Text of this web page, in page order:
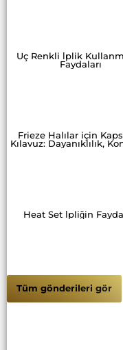
Üç Renkli İplik
Faydaları
Frieze Halılar için
Kılavuz: Dayanıklılık,
Heat Set İpliğin
Tüm gönderileri gör